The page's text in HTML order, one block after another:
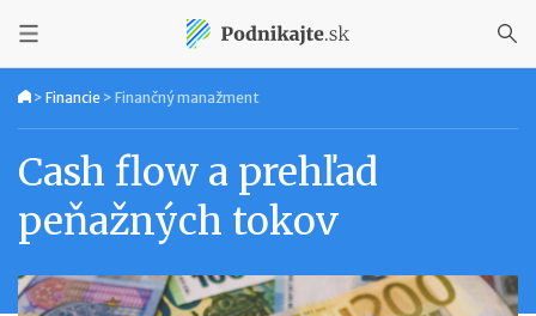
> Financie > Finančný manažment
Cash flow a prehľad
peňažných tokov